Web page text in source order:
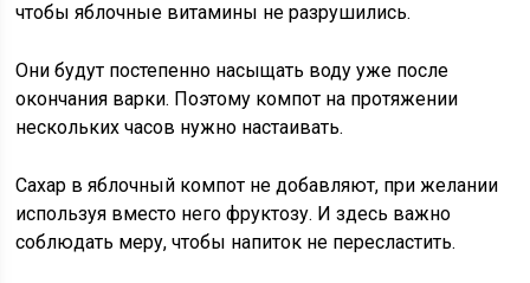
чтобы яблочные витамины не разрушились.
Они будут постепенно насыщать воду уже после
окончания варки. Поэтому компот на протяжении
нескольких часов нужно настаивать.
Сахар в яблочный компот не добавляют, при желании
используя вместо него фруктозу. И здесь важно
соблюдать меру, чтобы напиток не пересластить.